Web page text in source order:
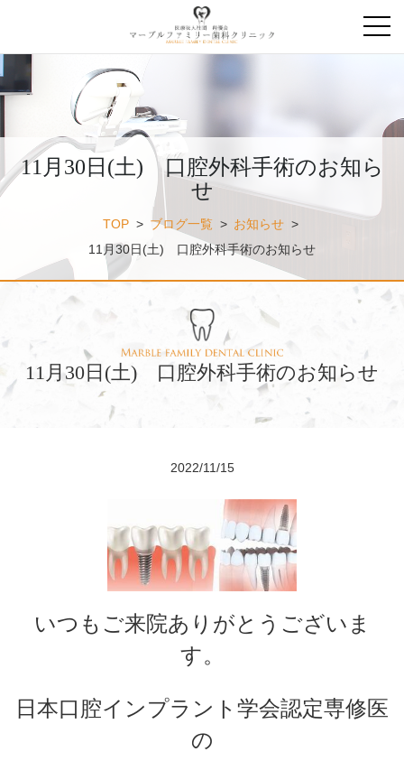
11月30日(土) 口腔外科手術のお知ら
せ
TOP> ブログ一覧> お知らせ>
11月30日(土) 口腔外科手術のお知らせ
11月30日(土) 口腔外科手術のお知らせ
2022/11/15
いつもご来院ありがとうございま
す。
日本口腔インプラント学会認定専修医
の